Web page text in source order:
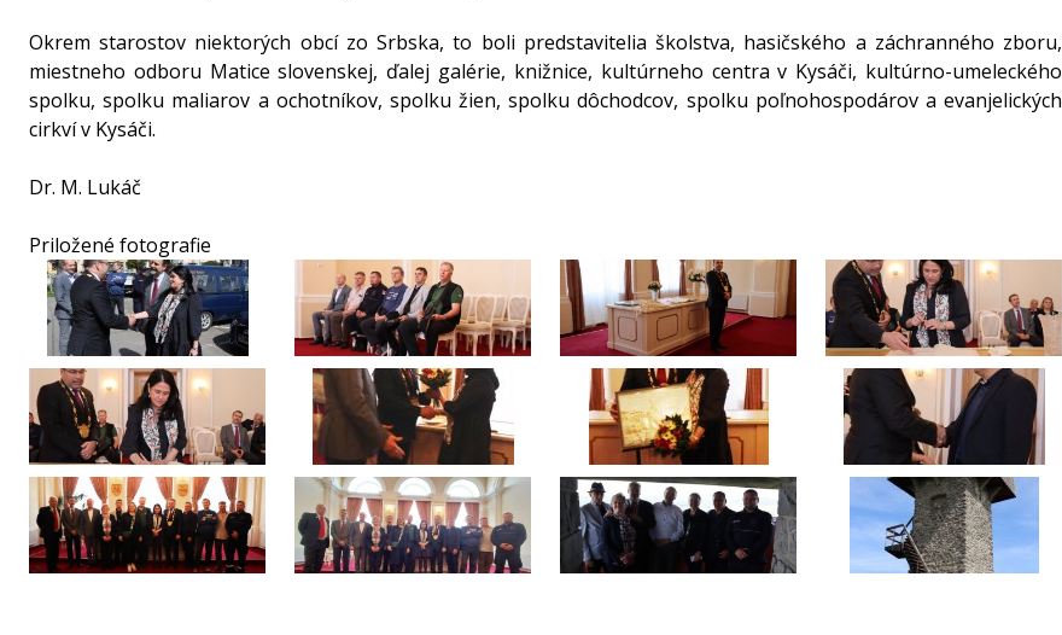
Okrem starostov niektorých obcí zo Srbska, to boli predstavitelia školstva, hasičského a záchranného zboru,
miestneho odboru Matice slovenskej, ďalej galérie, knižnice, kultúrneho centra v Kysáči, kultúrno-umeleckého
spolku, spolku maliarov a ochotníkov, spolku žien, spolku dôchodcov, spolku poľnohospodárov a evanjelických
cirkví v Kysáči.
Dr. M. Lukáč
Priložené fotografie